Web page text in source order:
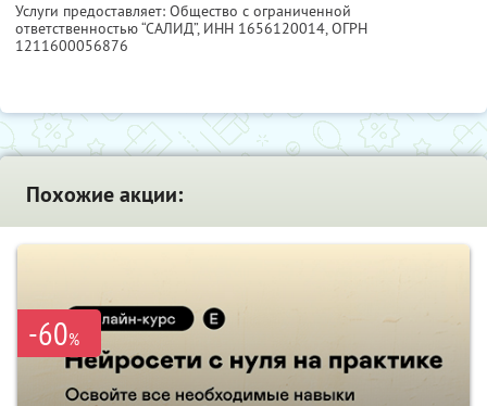
Услуги предоставляет: Общество с ограниченной
ответственностью “САЛИД”, ИНН 1656120014, ОГРН
1211600056876
Похожие акции:
-60%